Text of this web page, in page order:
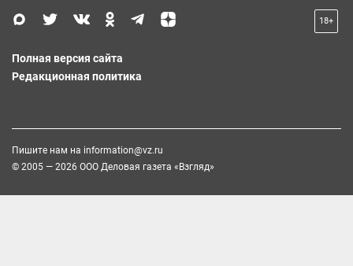
18+
Полная версия сайта
Редакционная политика
Пишите нам на information@vz.ru
© 2005 — 2026 ООО Деловая газета «Взгляд»